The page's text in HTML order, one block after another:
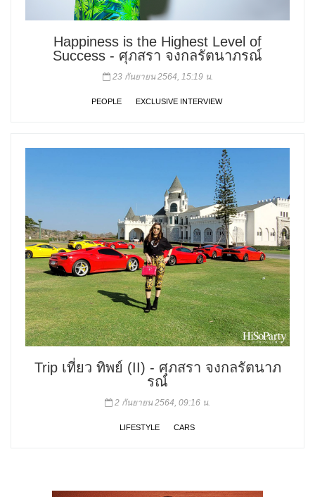
Happiness is the Highest Level of
Success - ศุภสรา จงกลรัตนาภรณ์
23 กันยายน 2564, 15:19 น.
PEOPLE EXCLUSIVE INTERVIEW
Trip เที่ยว ทิพย์ (II) - ศุภสรา จงกลรัตนาภ
รณ์
2 กันยายน 2564, 09:16 น.
LIFESTYLE CARS